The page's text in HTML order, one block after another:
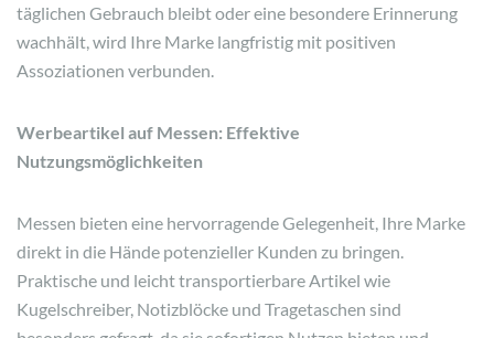
täglichen Gebrauch bleibt oder eine besondere Erinnerung
wachhält, wird Ihre Marke langfristig mit positiven
Assoziationen verbunden.
Werbeartikel auf Messen: Effektive
Nutzungsmöglichkeiten
Messen bieten eine hervorragende Gelegenheit, Ihre Marke
direkt in die Hände potenzieller Kunden zu bringen.
Praktische und leicht transportierbare Artikel wie
Kugelschreiber, Notizblöcke und Tragetaschen sind